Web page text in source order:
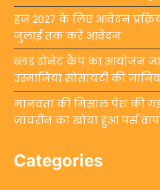
हज 2027 के लिए आवेदन
जुलाई तक करें आवेदन
ब्लड डोनेट कैंप का आयोजन
उस्मानिया सोसायटी की
मानवता की मिसाल पेश की गई
ज़ायरीन का खोया हुआ पर्स
Categories